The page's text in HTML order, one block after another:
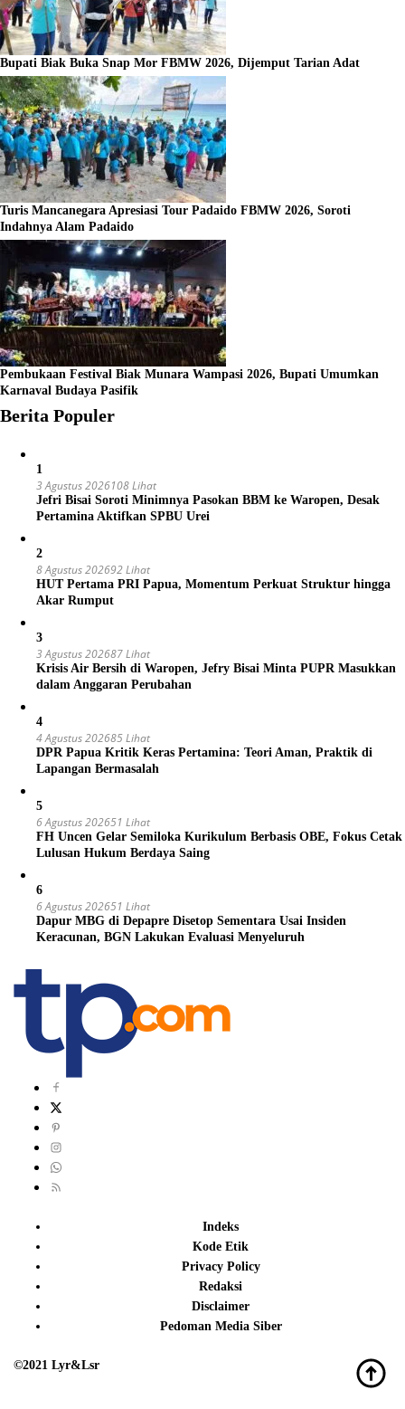
Bupati Biak Buka Snap Mor FBMW 2026, Dijemput Tarian Adat
Turis Mancanegara Apresiasi Tour Padaido FBMW 2026, Soroti
Indahnya Alam Padaido
Pembukaan Festival Biak Munara Wampasi 2026, Bupati Umumkan
Karnaval Budaya Pasifik
Berita Populer
1
3 Agustus 2026108 Lihat
Jefri Bisai Soroti Minimnya Pasokan BBM ke Waropen, Desak
Pertamina Aktifkan SPBU Urei
2
8 Agustus 202692 Lihat
HUT Pertama PRI Papua, Momentum Perkuat Struktur hingga
Akar Rumput
3
3 Agustus 202687 Lihat
Krisis Air Bersih di Waropen, Jefry Bisai Minta PUPR Masukkan
dalam Anggaran Perubahan
4
4 Agustus 202685 Lihat
DPR Papua Kritik Keras Pertamina: Teori Aman, Praktik di
Lapangan Bermasalah
5
6 Agustus 202651 Lihat
FH Uncen Gelar Semiloka Kurikulum Berbasis OBE, Fokus Cetak
Lulusan Hukum Berdaya Saing
6
6 Agustus 202651 Lihat
Dapur MBG di Depapre Disetop Sementara Usai Insiden
Keracunan, BGN Lakukan Evaluasi Menyeluruh
Indeks
Kode Etik
Privacy Policy
Redaksi
Disclaimer
Pedoman Media Siber
©2021 Lyr&Lsr